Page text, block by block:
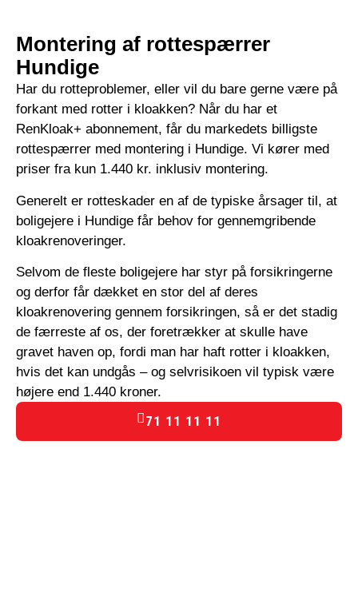
Montering af rottespærrer
Hundige
Har du rotteproblemer, eller vil du bare gerne være på
forkant med rotter i kloakken? Når du har et
RenKloak+ abonnement, får du markedets billigste
rottespærrer med montering i Hundige. Vi kører med
priser fra kun 1.440 kr. inklusiv montering.
Generelt er rotteskader en af de typiske årsager til, at
boligejere i Hundige får behov for gennemgribende
kloakrenoveringer.
Selvom de fleste boligejere har styr på forsikringerne
og derfor får dækket en stor del af deres
kloakrenovering gennem forsikringen, så er det stadig
de færreste af os, der foretrækker at skulle have
gravet haven op, fordi man har haft rotter i kloakken,
hvis det kan undgås – og selvrisikoen vil typisk være
højere end 1.440 kroner.
71 11 11 11